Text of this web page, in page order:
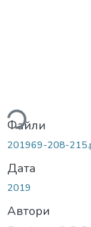
Файли
201969-208-
Дата
2019
Автори